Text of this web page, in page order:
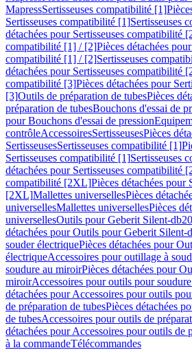
MapressSertisseuses compatibilité [1]
Sertisseuses compatibilité [1]Sertisseuses
détachées pour Sertisseuses compatibilité
compatibilité [1] / [2]Pièces détachées
compatibilité [1] / [2]Sertisseuses
détachées pour Sertisseuses compatibilité
compatibilité [3]Pièces détachées pour
[3]Outils de préparation de tubesPièces
préparation de tubesBouchons d'essai de
pour Bouchons d'essai de pression
contrôleAccessoiresSertisseusesPièces
SertisseusesSertisseuses compatibilité [1]
Sertisseuses compatibilité [1]Sertisseuses
détachées pour Sertisseuses compatibilité
compatibilité [2XL]Pièces détachées pour
[2XL]Mallettes universellesPièces
universellesMallettes universellesPièces
universellesOutils pour Geberit Silent-
détachées pour Outils pour Geberit Silent-
souder électriquePièces détachées pour
électriqueAccessoires pour outillage à
soudure au miroirPièces détachées pour
miroirAccessoires pour outils pour
détachées pour Accessoires pour outils
de préparation de tubesPièces détachées
de tubesAccessoires pour outils de
détachées pour Accessoires pour outils de
à la commandeTélécommandes